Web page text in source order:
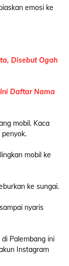
emosi ke
Disebut Ogah
Daftar Nama
mobil. Kaca
mobil ke
ke sungai.
nyaris
Palembang ini
Instagram